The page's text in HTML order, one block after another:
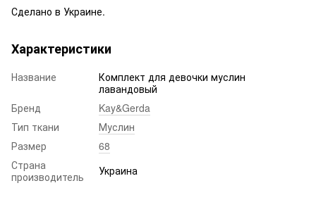
Сделано в Украине.
Характеристики
Название
Комплект для девочки муслин
лавандовый
Бренд
Kay&Gerda
Тип ткани
Муслин
Размер
68
Страна
производитель
Украина